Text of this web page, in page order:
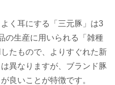
く耳にする「三元豚」は3
の生産に用いられる「雑種
たもので、よりすぐれた新
異なりますが、ブランド豚
良いことが特徴です。